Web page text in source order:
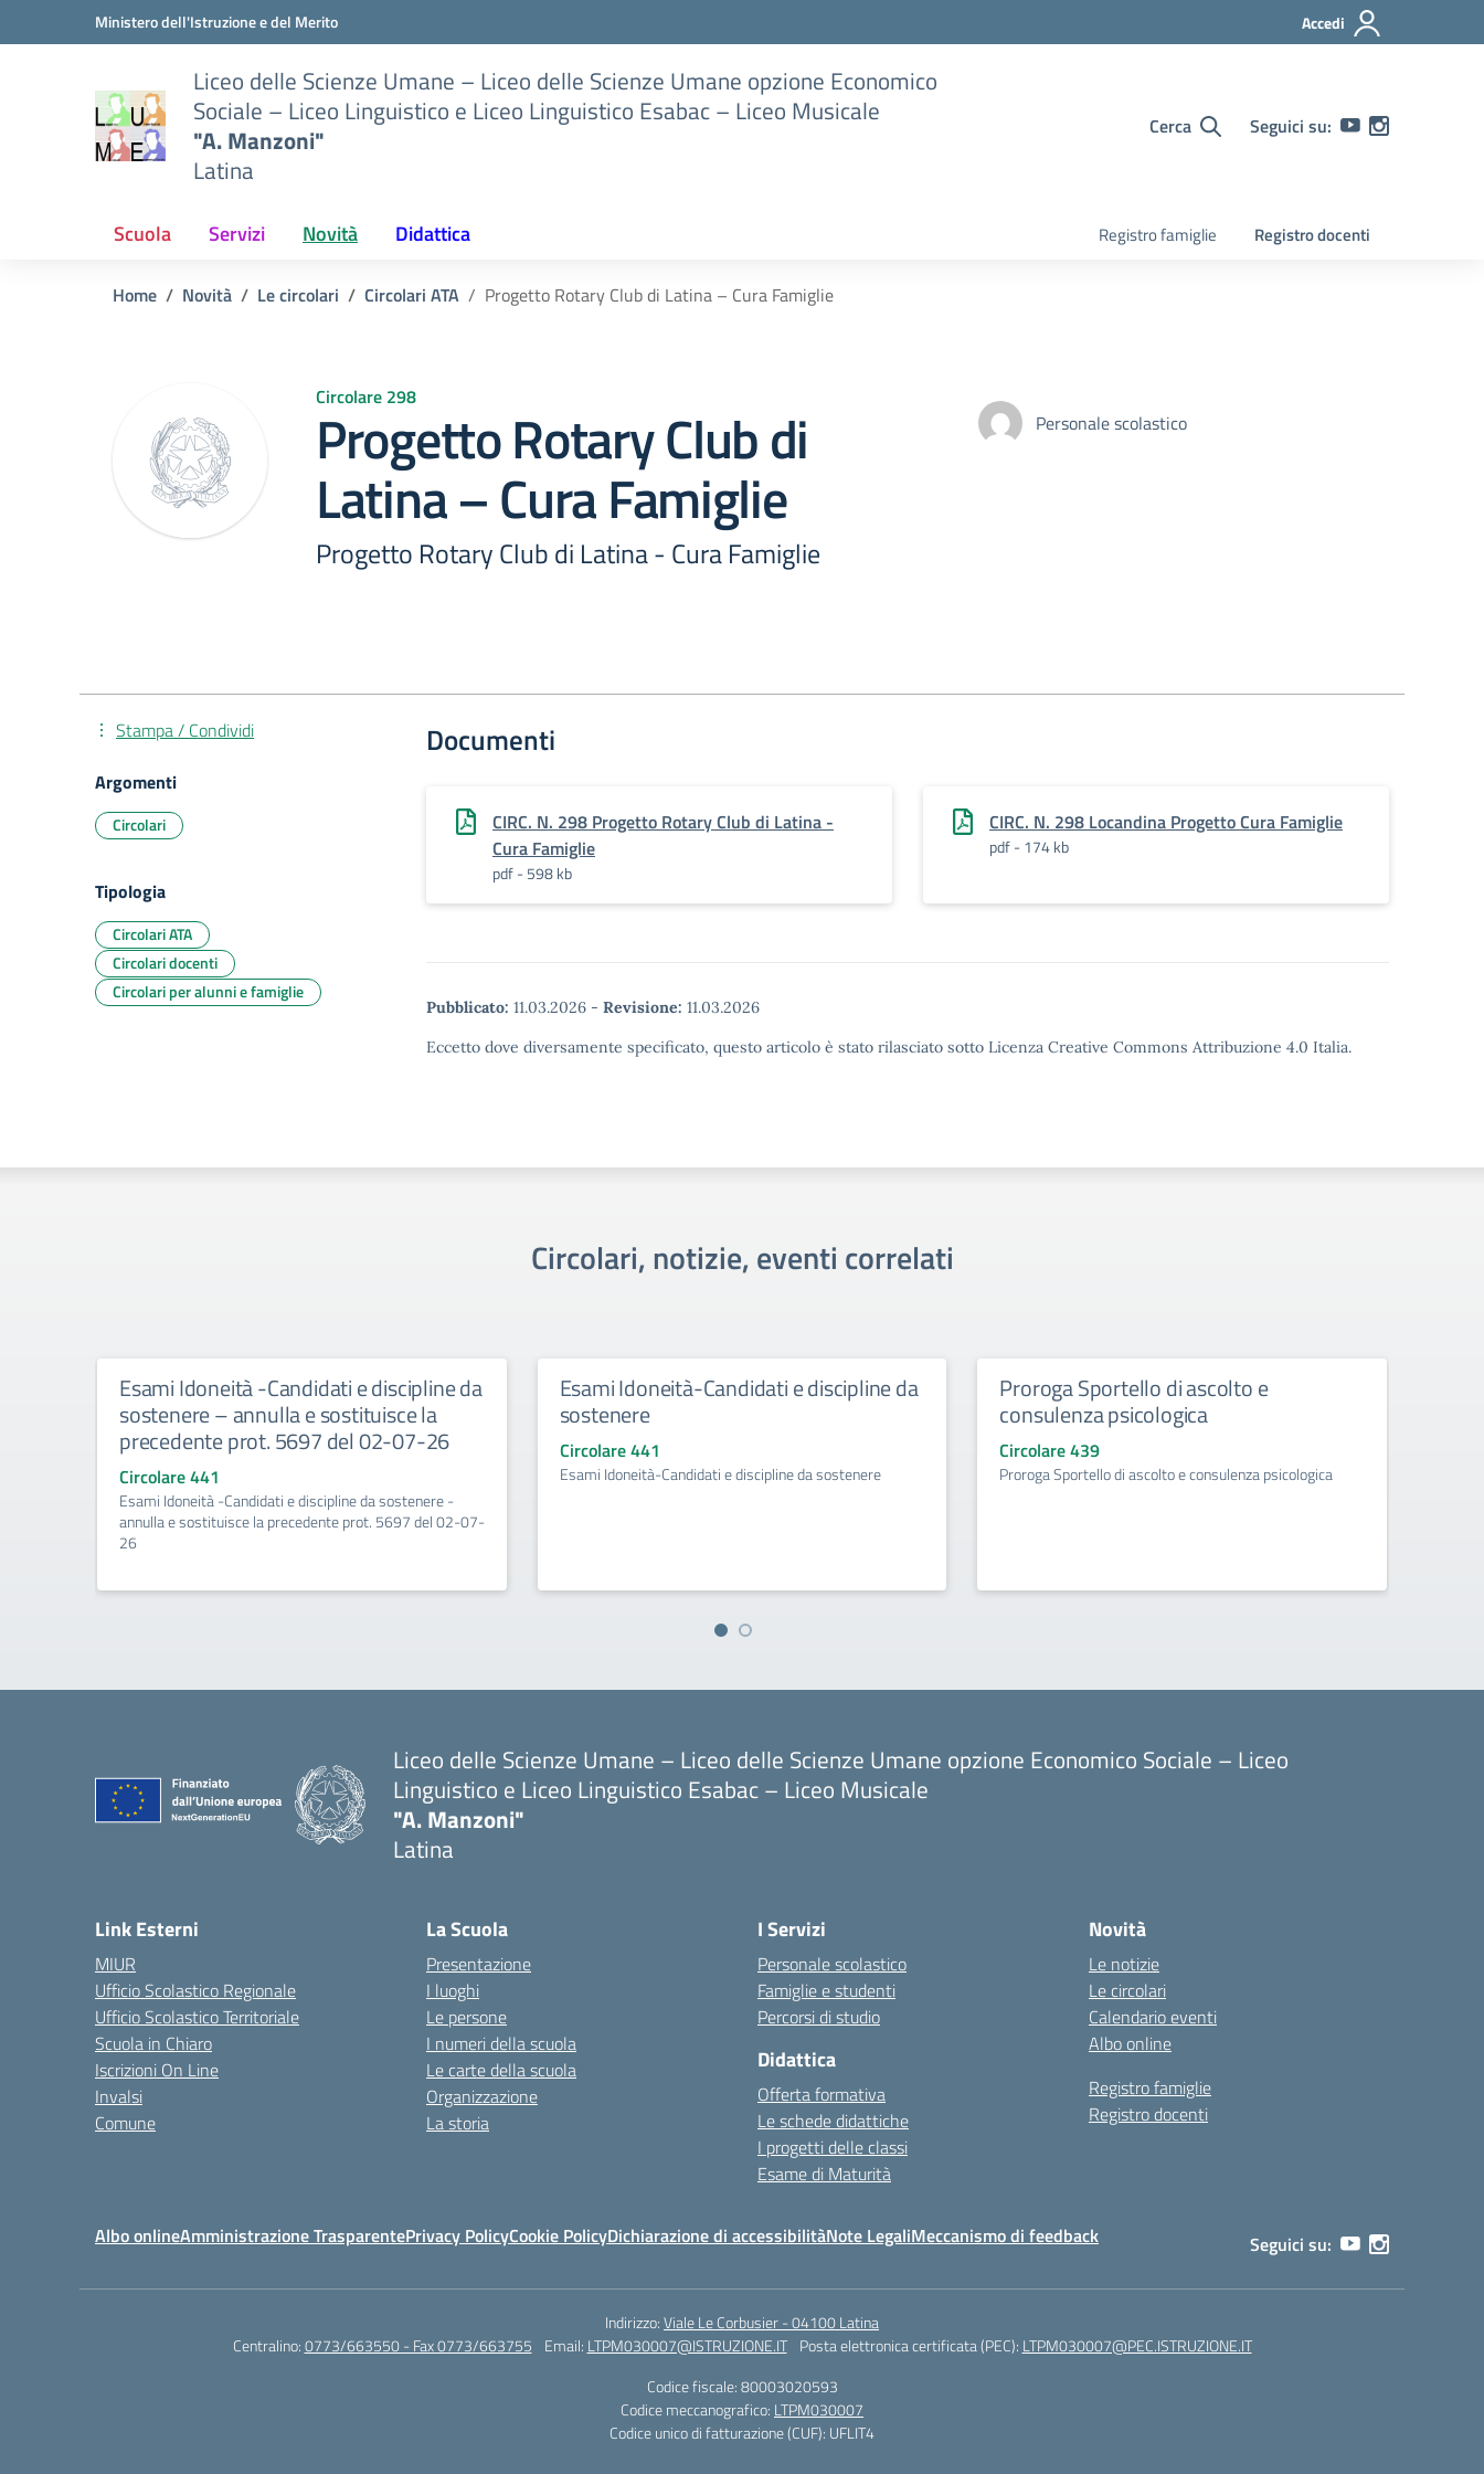
Vai ai contenuti
Vai al menu di navigazioneMinistero dell'Istruzione e del Merito Accedi
Liceo delle Scienze Umane – Liceo delle Scienze Umane opzione Economico
Sociale – Liceo Linguistico e Liceo Linguistico Esabac – Liceo Musicale
"A. Manzoni"
Latina
Cerca Seguici su:
Scuola Servizi Novità Didattica Registro famiglie Registro docenti
Home Novità Le circolari Circolari ATA Progetto Rotary Club di Latina – Cura Famiglie
Circolare 298
Progetto Rotary Club di
Latina – Cura Famiglie
Progetto Rotary Club di Latina - Cura Famiglie
Personale scolastico
Documenti
CIRC. N. 298 Progetto Rotary Club di Latina -
Cura Famiglie
pdf - 598 kb
CIRC. N. 298 Locandina Progetto Cura Famiglie
pdf - 174 kb
Pubblicato: 11.03.2026 - Revisione: 11.03.2026
Eccetto dove diversamente specificato, questo articolo è stato rilasciato sotto Licenza Creative Commons Attribuzione 4.0 Italia.
Stampa / Condividi
Argomenti
Circolari
Tipologia
Circolari ATA
Circolari docenti
Circolari per alunni e famiglie
Circolari, notizie, eventi correlati
Esami Idoneità -Candidati e discipline da
sostenere – annulla e sostituisce la
precedente prot. 5697 del 02-07-26
Circolare 441
Esami Idoneità -Candidati e discipline da sostenere -
annulla e sostituisce la precedente prot. 5697 del 02-07-
26
Esami Idoneità-Candidati e discipline da
sostenere
Circolare 441
Esami Idoneità-Candidati e discipline da sostenere
Proroga Sportello di ascolto e
consulenza psicologica
Circolare 439
Proroga Sportello di ascolto e consulenza psicologica
Liceo delle Scienze Umane – Liceo delle Scienze Umane opzione Economico Sociale – Liceo
Linguistico e Liceo Linguistico Esabac – Liceo Musicale
"A. Manzoni"
Latina
Link Esterni
MIUR
Ufficio Scolastico Regionale
Ufficio Scolastico Territoriale
Scuola in Chiaro
Iscrizioni On Line
Invalsi
Comune
La Scuola
Presentazione
I luoghi
Le persone
I numeri della scuola
Le carte della scuola
Organizzazione
La storia
I Servizi
Personale scolastico
Famiglie e studenti
Percorsi di studio
Didattica
Offerta formativa
Le schede didattiche
I progetti delle classi
Esame di Maturità
Novità
Le notizie
Le circolari
Calendario eventi
Albo online
Registro famiglie
Registro docenti
Albo onlineAmministrazione TrasparentePrivacy PolicyCookie PolicyDichiarazione di accessibilitàNote LegaliMeccanismo di feedback Seguici su:
Indirizzo:Viale Le Corbusier - 04100 Latina
Centralino:0773/663550 - Fax 0773/663755 Email: LTPM030007@ISTRUZIONE.IT Posta elettronica certificata (PEC): LTPM030007@PEC.ISTRUZIONE.IT
Codice fiscale: 80003020593
Codice meccanografico: LTPM030007
Codice unico di fatturazione (CUF): UFLIT4